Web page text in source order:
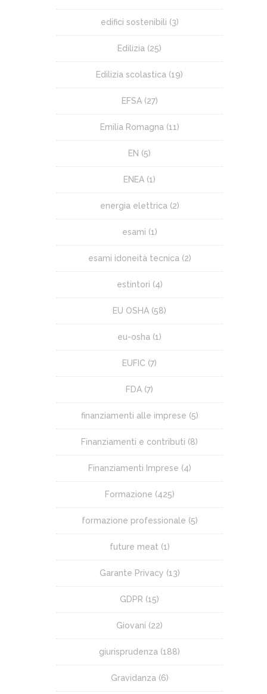
edifici sostenibili (3)
Edilizia (25)
Edilizia scolastica (19)
EFSA(27)
Emilia Romagna (11)
EN (5)
ENEA (1)
energia elettrica (2)
esami (1)
esami idoneità tecnica (2)
estintori (4)
EU OSHA (58)
eu-osha (1)
EUFIC (7)
FDA (7)
finanziamenti alle imprese (5)
Finanziamenti e contributi (8)
Finanziamenti Imprese (4)
Formazione (425)
formazione professionale (5)
future meat (1)
Garante Privacy (13)
GDPR (15)
Giovani (22)
giurisprudenza (188)
Gravidanza (6)